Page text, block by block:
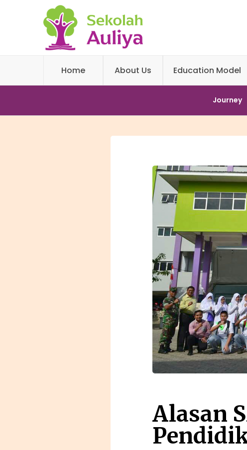
Home About Us Education Model
Journey
Alasan